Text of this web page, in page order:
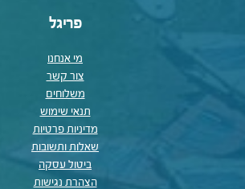
פריגל
מי אנחנו
צור קשר
משלוחים
תנאי שימוש
מדיניות פרטיות
שאלות ותשובות
ביטול עסקה
הצהרת נגישות